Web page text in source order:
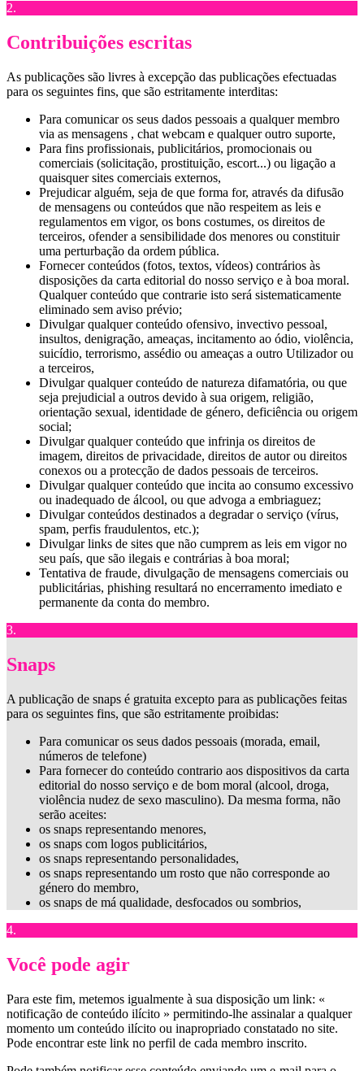
2.
Contribuições escritas
As publicações são livres à excepção das publicações efectuadas
para os seguintes fins, que são estritamente interditas:
Para comunicar os seus dados pessoais a qualquer membro
via as mensagens , chat webcam e qualquer outro suporte,
Para fins profissionais, publicitários, promocionais ou
comerciais (solicitação, prostituição, escort...) ou ligação a
quaisquer sites comerciais externos,
Prejudicar alguém, seja de que forma for, através da difusão
de mensagens ou conteúdos que não respeitem as leis e
regulamentos em vigor, os bons costumes, os direitos de
terceiros, ofender a sensibilidade dos menores ou constituir
uma perturbação da ordem pública.
Fornecer conteúdos (fotos, textos, vídeos) contrários às
disposições da carta editorial do nosso serviço e à boa moral.
Qualquer conteúdo que contrarie isto será sistematicamente
eliminado sem aviso prévio;
Divulgar qualquer conteúdo ofensivo, invectivo pessoal,
insultos, denigração, ameaças, incitamento ao ódio, violência,
suicídio, terrorismo, assédio ou ameaças a outro Utilizador ou
a terceiros,
Divulgar qualquer conteúdo de natureza difamatória, ou que
seja prejudicial a outros devido à sua origem, religião,
orientação sexual, identidade de género, deficiência ou origem
social;
Divulgar qualquer conteúdo que infrinja os direitos de
imagem, direitos de privacidade, direitos de autor ou direitos
conexos ou a protecção de dados pessoais de terceiros.
Divulgar qualquer conteúdo que incita ao consumo excessivo
ou inadequado de álcool, ou que advoga a embriaguez;
Divulgar conteúdos destinados a degradar o serviço (vírus,
spam, perfis fraudulentos, etc.);
Divulgar links de sites que não cumprem as leis em vigor no
seu país, que são ilegais e contrárias à boa moral;
Tentativa de fraude, divulgação de mensagens comerciais ou
publicitárias, phishing resultará no encerramento imediato e
permanente da conta do membro.
3.
Snaps
A publicação de snaps é gratuita excepto para as publicações feitas
para os seguintes fins, que são estritamente proibidas:
Para comunicar os seus dados pessoais (morada, email,
números de telefone)
Para fornecer do conteúdo contrario aos dispositivos da carta
editorial do nosso serviço e de bom moral (alcool, droga,
violência nudez de sexo masculino). Da mesma forma, não
serão aceites:
os snaps representando menores,
os snaps com logos publicitários,
os snaps representando personalidades,
os snaps representando um rosto que não corresponde ao
género do membro,
os snaps de má qualidade, desfocados ou sombrios,
4.
Você pode agir
Para este fim, metemos igualmente à sua disposição um link: «
notificação de conteúdo ilícito » permitindo-lhe assinalar a qualquer
momento um conteúdo ilícito ou inapropriado constatado no site.
Pode encontrar este link no perfil de cada membro inscrito.